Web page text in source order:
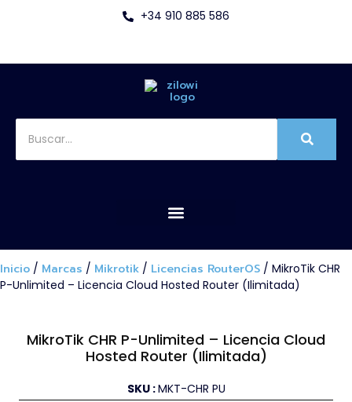
+34 910 885 586
Inicio / Marcas / Mikrotik / Licencias RouterOS / MikroTik CHR
P-Unlimited – Licencia Cloud Hosted Router (Ilimitada)
MikroTik CHR P-Unlimited – Licencia Cloud
Hosted Router (Ilimitada)
SKU :MKT-CHR PU